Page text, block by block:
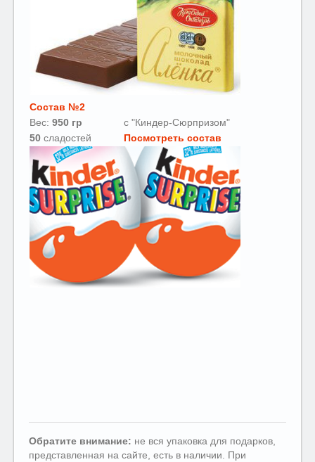
Состав №2
Вес: 950 гр
с "Киндер-Сюрпризом"
50 сладостей Посмотреть состав
Обратите внимание: не вся упаковка для подарков,
представленная на сайте, есть в наличии. При